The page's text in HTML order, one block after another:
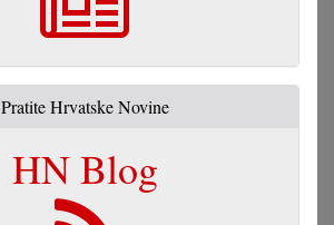
Pratite Hrvatske Novine
HN Blog